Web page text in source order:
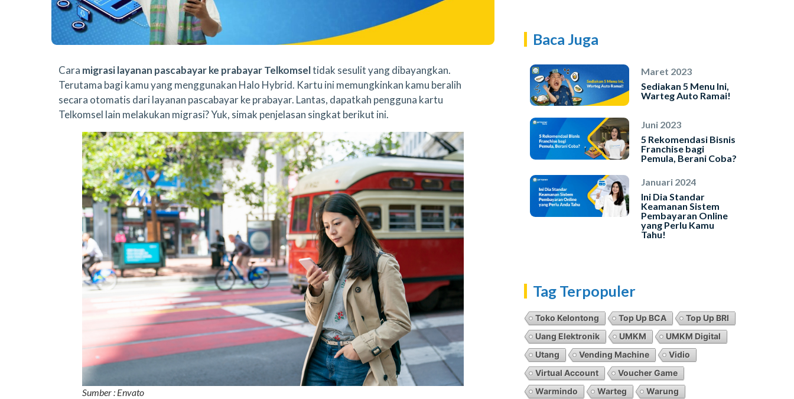
Cara migrasi layanan pascabayar ke prabayar Telkomseltidak sesulit yang dibayangkan.
Terutama bagi kamu yang menggunakan Halo Hybrid. Kartu ini memungkinkan kamu beralih
secara otomatis dari layanan pascabayar ke prabayar. Lantas, dapatkah pengguna kartu
Telkomsel lain melakukan migrasi? Yuk, simak penjelasan singkat berikut ini.
Sumber : Envato
Baca Juga
Maret 2023
Sediakan 5 Menu Ini,
Warteg Auto Ramai!
Juni 2023
5 Rekomendasi Bisnis
Franchise bagi
Pemula, Berani Coba?
Januari 2024
Ini Dia Standar
Keamanan Sistem
Pembayaran Online
yang Perlu Kamu
Tahu!
Tag Terpopuler
Toko Kelontong Top Up BCA
Top Up BRI
Uang Elektronik
UMKM
UMKM Digital
Utang
Vending Machine
Vidio
Virtual Account
Voucher Game
Warmindo
Warteg
Warung